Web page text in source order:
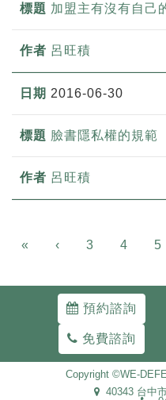
加盟主有沒有自己
呂旺積
2016-06-30
臉書隱私權的規範
呂旺積
« Previous
‹ 3 4 5
預約諮詢
免費諮詢
Copyright ©WE-
40343 台中